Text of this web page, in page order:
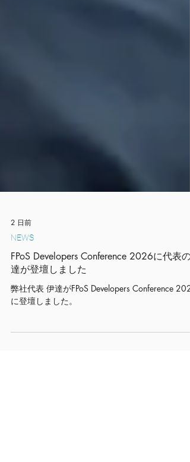
2 日前
NEWS
FPoS Developers Conference 2026に代表の
達が登壇しました
に登壇しました。